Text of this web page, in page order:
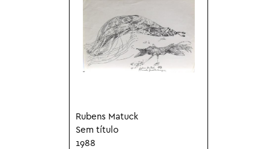
Rubens Matuck
Sem título
1988